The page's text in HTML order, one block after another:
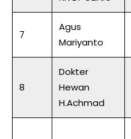
7
Agus
Mariyanto
8
Dokter
Hewan
H.Achmad